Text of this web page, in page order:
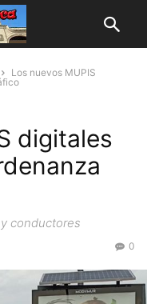
Los nuevos MUPIS
digitales
conductores
0